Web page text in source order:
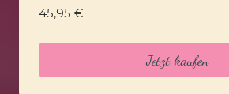
45,95 €
Jetzt kaufen